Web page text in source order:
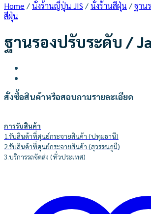
Home /นั่งร้านญี่ปุ่น JIS /นั่งร้านสีฝุ่น /ฐาน
สีฝุ่น
ฐานรองปรับระดับ /
สั่งซื้อสินค้าหรือสอบถามรายละเอียด
การรับสินค้า
1.รับสินค้าที่ศุนย์กระจายสินค้า (ปทุมธานี)
2.รับสินค้าที่ศุนย์กระจายสินค้า (สุวรรณภูมื)
3.บริการรถจัดส่ง (ทั่วประเทศ)